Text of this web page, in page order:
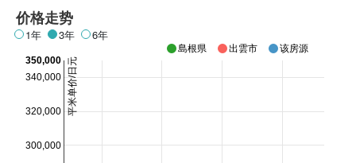
价格走势
1年 3年 6年
300,000
320,000
340,000
350,000
島根県 出雲市 该房源
平米单价/日元